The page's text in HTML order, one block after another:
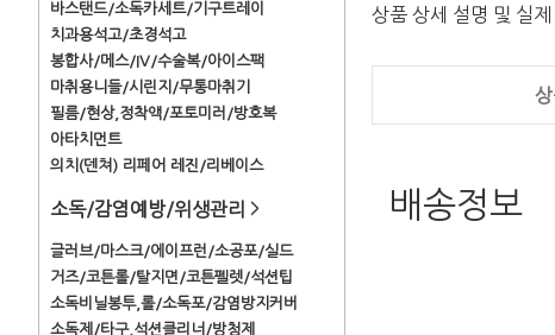
바스탠드/소독카세트/기구트레이
치과용석고/초경석고
봉합사/메스/IV/수술복/아이스팩
마취용니들/시린지/무통마취기
필름/현상,정착액/포토미러/방호복
아타치먼트
의치(덴쳐) 리페어 레진/리베이스
소독/감염예방/위생관리 >
글러브/마스크/에이프런/소공포/실드
거즈/코튼롤/탈지면/코튼펠렛/석션팁
소독비닐봉투,롤/소독포/감염방지커버
소독제/타구,석션클리너/방청제
상품 상세 설명 및 실
배송정보